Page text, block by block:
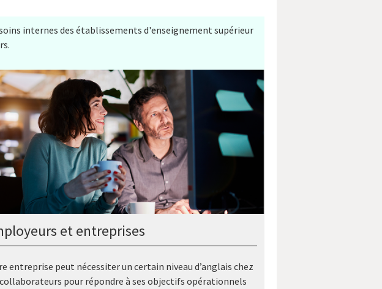
internes des établissements d'enseignement supérieur
et entreprises
entreprise peut nécessiter un certain niveau d’anglais chez
pour répondre à ses objectifs opérationnels